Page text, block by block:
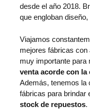
desde el año 2018.
que engloban
Viajamos
mejores fábricas
muy importante para
venta acorde con
Además, tenemos la
fábricas para brindar
stock de repuestos.